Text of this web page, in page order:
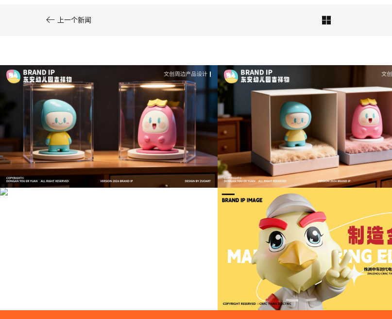
 上一个新闻 
文创产品设计的成本控制——实战技巧 | IP设计公
司-佐案设计
从战略高度审视文旅ip设计，我们发现这……